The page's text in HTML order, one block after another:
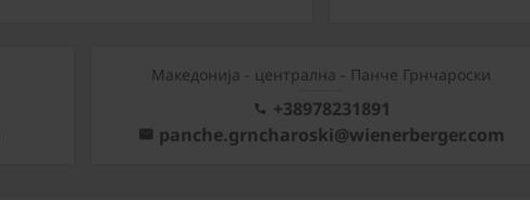
Mакедонија - централна - Панче Грнчароски
+38978231891
panche.grncharoski@wienerberger.com